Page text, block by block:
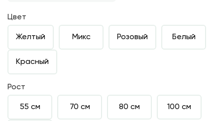
Цвет
Желтый Микс Розовый Белый
Красный
Рост
55 см 70 см 80 см 100 см